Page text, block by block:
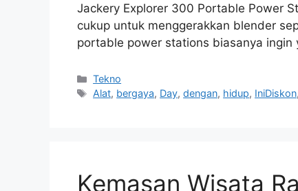
Jackery Explorer 300 Portable Power
cukup untuk menggerakkan blender
portable power stations biasanya ingin
Kategori
Tekno
Tag
Alat, bergaya, Day,dengan, hidup, IniDiskon,
Kemasan Wisata